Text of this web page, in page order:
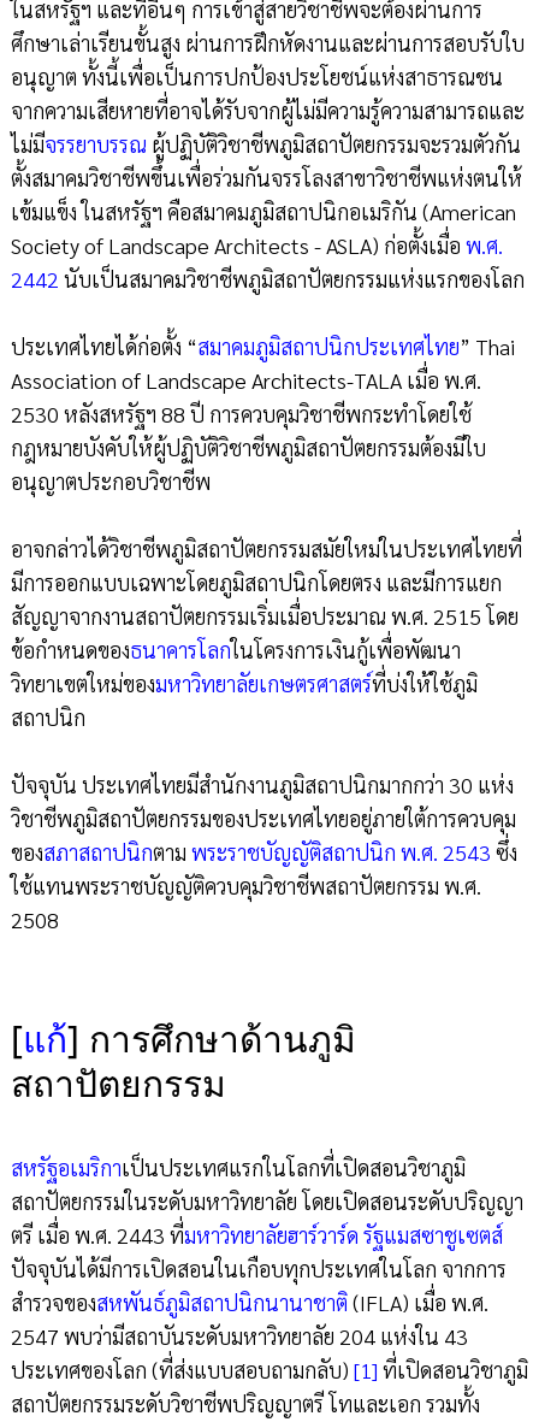
ในสหรัฐฯ และที่อื่นๆ การเข้าสู่สายวิชาชีพจะต้องผ่านการ
ศึกษาเล่าเรียนขั้นสูง ผ่านการฝึกหัดงานและผ่านการสอบรับใบ
อนุญาต ทั้งนี้เพื่อเป็นการปกป้องประโยชน์แห่งสาธารณชน
จากความเสียหายที่อาจได้รับจากผู้ไม่มีความรู้ความสามารถและ
ไม่มีจรรยาบรรณ ผู้ปฏิบัติวิชาชีพภูมิสถาปัตยกรรมจะรวมตัวกัน
ตั้งสมาคมวิชาชีพขึ้นเพื่อร่วมกันจรรโลงสาขาวิชาชีพแห่งตนให้
เข้มแข็ง ในสหรัฐฯ คือสมาคมภูมิสถาปนิกอเมริกัน (American
Society of Landscape Architects - ASLA) ก่อตั้งเมื่อ พ.ศ.
2442 นับเป็นสมาคมวิชาชีพภูมิสถาปัตยกรรมแห่งแรกของโลก
ประเทศไทยได้ก่อตั้ง “สมาคมภูมิสถาปนิกประเทศไทย” Thai
Association of Landscape Architects-TALA เมื่อ พ.ศ.
2530 หลังสหรัฐฯ 88 ปี การควบคุมวิชาชีพกระทำโดยใช้
กฎหมายบังคับให้ผู้ปฏิบัติวิชาชีพภูมิสถาปัตยกรรมต้องมีใบ
อนุญาตประกอบวิชาชีพ
อาจกล่าวได้วิชาชีพภูมิสถาปัตยกรรมสมัยใหม่ในประเทศไทยที่
มีการออกแบบเฉพาะโดยภูมิสถาปนิกโดยตรง และมีการแยก
สัญญาจากงานสถาปัตยกรรมเริ่มเมื่อประมาณ พ.ศ. 2515 โดย
ข้อกำหนดของธนาคารโลกในโครงการเงินกู้เพื่อพัฒนา
วิทยาเขตใหม่ของมหาวิทยาลัยเกษตรศาสตร์ที่บ่งให้ใช้ภูมิ
สถาปนิก
ปัจจุบัน ประเทศไทยมีสำนักงานภูมิสถาปนิกมากกว่า 30 แห่ง
วิชาชีพภูมิสถาปัตยกรรมของประเทศไทยอยู่ภายใต้การควบคุม
ของสภาสถาปนิกตาม พระราชบัญญัติสถาปนิก พ.ศ. 2543 ซึ่ง
ใช้แทนพระราชบัญญัติควบคุมวิชาชีพสถาปัตยกรรม พ.ศ.
2508
[แก้] การศึกษาด้านภูมิ
สถาปัตยกรรม
สหรัฐอเมริกาเป็นประเทศแรกในโลกที่เปิดสอนวิชาภูมิ
สถาปัตยกรรมในระดับมหาวิทยาลัย โดยเปิดสอนระดับปริญญา
ตรี เมื่อ พ.ศ. 2443 ที่มหาวิทยาลัยฮาร์วาร์ด รัฐแมสซาชูเซตส์
ปัจจุบันได้มีการเปิดสอนในเกือบทุกประเทศในโลก จากการ
สำรวจของสหพันธ์ภูมิสถาปนิกนานาชาติ(IFLA) เมื่อ พ.ศ.
2547 พบว่ามีสถาบันระดับมหาวิทยาลัย 204 แห่งใน 43
ประเทศของโลก (ที่ส่งแบบสอบถามกลับ) [1] ที่เปิดสอนวิชาภูมิ
สถาปัตยกรรมระดับวิชาชีพปริญญาตรี โทและเอก รวมทั้ง